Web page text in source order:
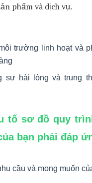
khách hàng cung
từ khách hàng và cải
ý kiến ​​và phản hồi
Từ đó tiến hành
phẩm và dịch vụ.